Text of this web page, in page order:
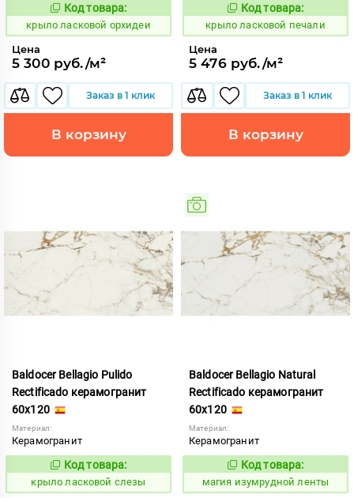
833439
Код товара:
крыло ласковой орхидеи
Цена
5 300 руб./м²
Заказ в 1 клик
В корзину
833445
Код товара:
крыло ласковой печали
Цена
5 476 руб./м²
Заказ в 1 клик
В корзину
Baldocer Bellagio Pulido
Rectificado керамогранит
60x120
Материал:
Керамогранит
833471
Код товара:
крыло ласковой слезы
Baldocer Bellagio Natural
Rectificado керамогранит
60x120
Материал:
Керамогранит
910543
Код товара:
магия изумрудной ленты